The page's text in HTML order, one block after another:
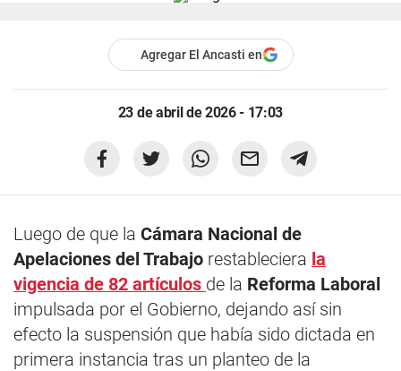
Agregar El Ancasti en
23 de abril de 2026 - 17:03
Luego de que la Cámara Nacional de
Apelaciones del Trabajo restableciera la
vigencia de 82 artículos de la Reforma Laboral
impulsada por el Gobierno, dejando así sin
efecto la suspensión que había sido dictada en
primera instancia tras un planteo de la